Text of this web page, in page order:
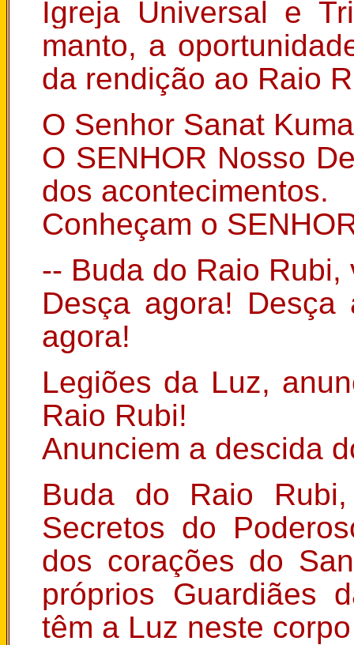
Igreja Universal e
manto, a
da rendição ao Raio
O Senhor Sanat
O SENHOR Nosso
dos acontecimentos.
Conheçam o
-- Buda do Raio Rubi,
Desça agora! Desça
agora!
Legiões da Luz,
Raio Rubi!
Anunciem a descida
Buda do Raio
Secretos do
dos corações do
próprios Guardiães
têm a Luz neste